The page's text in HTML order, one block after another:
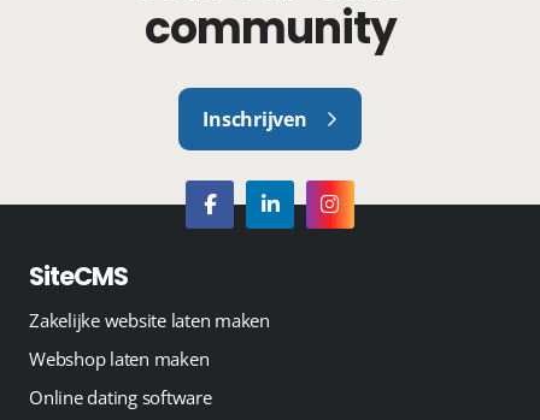
community
Inschrijven
SiteCMS
Zakelijke website laten maken
Webshop laten maken
Online dating software